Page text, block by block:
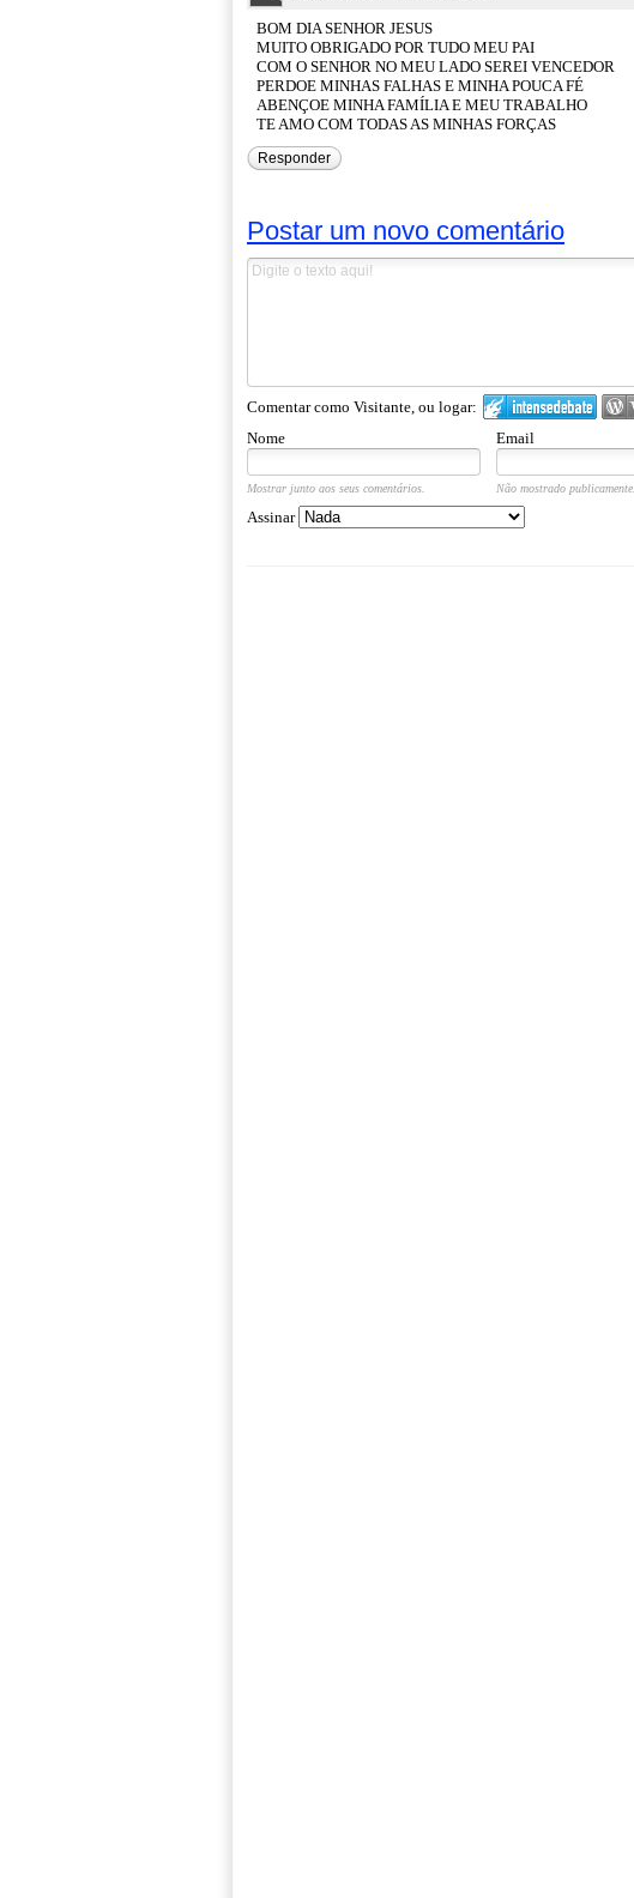
BOM DIA SENHOR JESUS
MUITO OBRIGADO POR TUDO MEU PAI
COM O SENHOR NO MEU LADO SEREI VENCEDOR
PERDOE MINHAS FALHAS E MINHA POUCA FÉ
ABENÇOE MINHA FAMÍLIA E MEU TRABALHO
TE AMO COM TODAS AS MINHAS FORÇAS
Responder
Postar um novo comentário
Comentar como Visitante, ou logar:
Nome Email
Mostrar junto aos seus comentários. Não mostrado publicamente.
Assinar